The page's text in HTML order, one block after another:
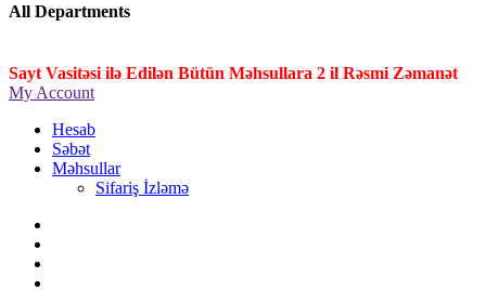
All Departments
Sayt Vasitəsi ilə Edilən Bütün Məhsullara 2 il Rəsmi Zəmanət
My Account
Hesab
Səbət
Məhsullar
Sifariş İzləmə